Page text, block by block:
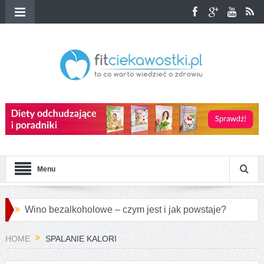
Menu
Wino bezalkoholowe – czym jest i jak powstaje?
Przepisy na różnorodne pierogi azjatyckie
Jakie są największe różnice między konopiami a
HOME SPALANIE KALORI